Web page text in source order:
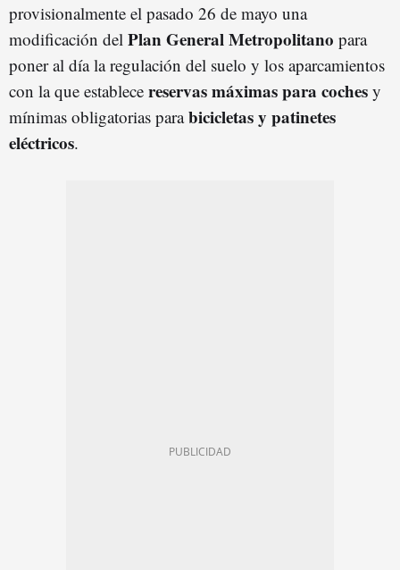
provisionalmente el pasado 26 de mayo una
modificación del Plan General Metropolitano para
poner al día la regulación del suelo y los aparcamientos
con la que establece reservas máximas para coches y
mínimas obligatorias parabicicletas y patinetes
eléctricos.